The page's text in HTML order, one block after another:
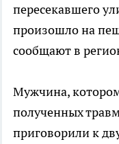
пересекавшего
произошло на
сообщают в
Мужчина,
полученных
приговорили к